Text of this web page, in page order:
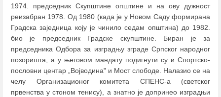
1974. председник Скупштине општине и на ову дужност
реизабран 1978. Од 1980 (када је у Новом Саду формирана
Градска заједница коју је чинило седам општина) до 1982.
био је председник Градске скупштине. Биран је за
председника Одбора за изградњу зграде Српског народног
позоришта, а у његовом мандату подигнути су и Спортско-
пословни центар „Војводина" и Мост слободе. Налазио се на
челу Организационог комитета СПЕНС-а (светског
првенства у стоном тенису), а знатно је допринео изградњи